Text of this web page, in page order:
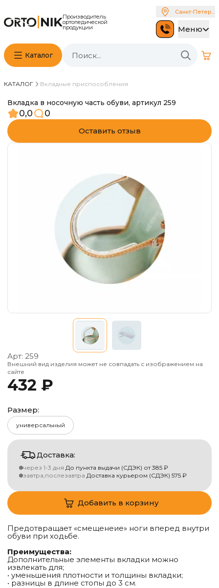
Производитель
ортопедической
продукции
Санкт-
Меню
Каталог
КАТАЛОГ Вкладные приспособления
Вкладка в носочную часть обуви, артикул 259
0,0 0
Оставить отзыв
Арт: 259
Внешний вид изделия может не совпадать с изображением на
сайте
432 ₽
Размер:
универсальный
Доставка:
через 1-3 дня До пункта выдачи (СДЭК) от385 ₽
завтра,послезавтра Доставка курьером (СДЭК) 575 ₽
Добавить в корзину
Предотвращает «смещенеие» ноги вперед внутри
обуви при ходьбе.
Преимущества:
Дополнительные элементы вкладки можно
извлекать для;
• уменьшения плотности и толщины вкладки;
• разницы в длине стопы до 3 см.